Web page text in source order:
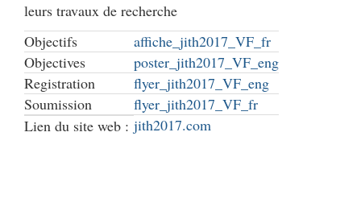
leurs travaux de recherche
Objectifs
affiche_jith2017_VF_fr
Objectives
poster_jith2017_VF_eng
Registration
flyer_jith2017_VF_eng
Soumission
flyer_jith2017_VF_fr
Lien du site web : jith2017.com